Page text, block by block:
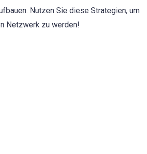
Nutzen Sie diese Strategien, um
Netzwerk zu werden!